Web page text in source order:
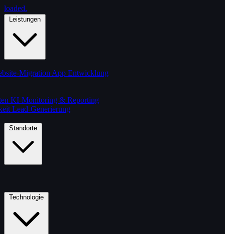
loaded.
Migration App Entwicklung
KI-Monitoring & Reporting
Lead-Generierung